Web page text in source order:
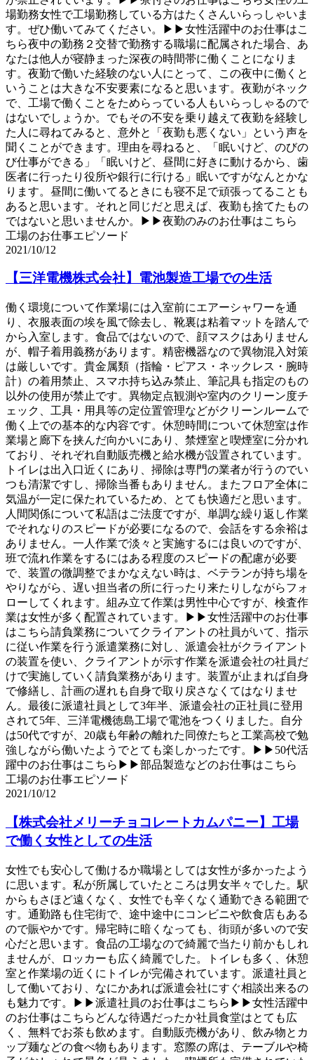
場勤務女性で工場勤務している方はたくさんいらっしゃいま
す。ぜひ働いてみてください。▶▶女性活躍中のお仕事はこ
ちら夜中の勤務２交替で勤務する職場に配属された場合、あ
なたは他人が寝静まった深夜の時間帯に働くことになりま
す。夜勤で働いた経験のない人にとって、この夜中に働くと
いうことは大きな不安要素になると思います。夜勤がネック
で、工場で働くことをためらっている人もいらっしゃるので
はないでしょうか。でもその不安を乗り越えて夜勤を経験し
た人に尋ねてみると、意外と「夜勤も悪くない」という声を
聞くことができます。理由を尋ねると、「眠いけど、のびの
び仕事ができる」「眠いけど、昼間に好きに動けるから、歯
医者に行ったり役所や銀行に行ける」眠いですがなんとかな
ります。昼間に働いてるときにも寝不足で頑張ってることも
あると思います。それと同じだと思えば、夜勤も捨てたもの
ではないと思いませんか。▶▶夜勤のみのお仕事はこちら
工場のお仕事エピソード
2021/10/12
【三洋電機株式会社】電池製造工場での生活
働く環境について作業場には入室前にエアーシャワーを通
り、衣服表面の埃を風で除去し、靴裏は粘着マットを踏んで
から入室します。食品ではないので、顔マスクはありません
が、帽子着用義務があります。精密機器なので異物混入対策
は厳しいです。貴金属類（指輪・ピアス・ネックレス・腕時
計）の着用禁止、スマホ持ち込み禁止、筆記具も指定のもの
以外の使用が禁止です。異物定点観測や室内のクリーン度チ
ェック、工具・用具等の定位置管理などがクリーンルームで
働く上での基本的な内容です。休憩時間について休憩室は作
業場と廊下を挟んだ向かいにあり、禁煙室と喫煙室に分かれ
ており、それぞれ自動販売機と給水機が設置されています。
トイレは出入口近くにあり、掃除は専門の業者が行うのでい
つも清潔ですし、掃除当番もありません。またフロア全体に
気温が一定に保たれているため、とても快適だと思います。
人間関係について私語はご法度ですが、単調な繰り返し作業
でそれなりのスピードが必要になるので、会話をする余裕は
ありません。一人作業で淡々と実施するには良いのですが、
班で流れ作業をするにはある程度のスピードの配慮が必要
で、装置の微調整でまかなえない時は、ベテランが持ち場を
やりながら、遅い担当者の所に行ったり来たりしながらフォ
ローしてくれます。組み立て作業は男性中心ですが、検査作
業は女性が多く配置されています。▶▶女性活躍中のお仕事
はこちら請負業務についてクライアントの社員がいて、指示
に従い作業を行う派遣業務に対し、派遣会社がクライアント
の装置を使い、クライアントが示す作業を派遣会社の社員だ
けで実施していく請負業務があります。装置が止まれば自身
で修繕し、計画の遅れも自身で取り戻さなくてはなりませ
ん。最後に派遣社員として3年半、派遣会社の正社員に登用
されて5年、三洋電機徳島工場で電池をつくりました。自分
は50代ですが、20歳も年齢の離れた同僚たちと工業高校で勉
強しながら働いたようでとても楽しかったです。▶▶50代活
躍中のお仕事はこちら▶▶部品製造などのお仕事はこちら
工場のお仕事エピソード
2021/10/12
【株式会社メリーチョコレートカムパニー】工場
で働く女性としての生活
女性でも安心して働けるか職場としては女性が多かったよう
に思います。私が所属していたところは男女半々でした。駅
からもさほど遠くなく、女性でも辛くなく通勤できる範囲で
す。通勤路も住宅街で、途中途中にコンビニや飲食店もある
ので賑やかです。帰宅時に暗くなっても、街頭が多いので安
心だと思います。食品の工場なので綺麗で当たり前かもしれ
ませんが、ロッカーも広く綺麗でした。トイレも多く、休憩
室と作業場の近くにトイレが完備されています。派遣社員と
して働いており、なにかあれば派遣会社にすぐ相談出来るの
も魅力です。▶▶派遣社員のお仕事はこちら▶▶女性活躍中
のお仕事はこちらどんな待遇だったか社員食堂はとても広
く、無料でお茶も飲めます。自動販売機があり、飲み物とカ
ップ麺などの食べ物もあります。窓際の席は、テーブルや椅